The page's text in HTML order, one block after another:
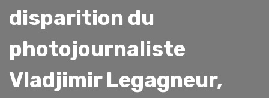
disparition du
photojournaliste
Vladjimir Legagneur,